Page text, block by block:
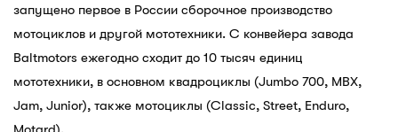
запущено первое в России сборочное производство
мотоциклов и другой мототехники. С конвейера завода
Baltmotors ежегодно сходит до 10 тысяч единиц
мототехники, в основном квадроциклы (Jumbo 700, MBX,
Jam, Junior), также мотоциклы (Classic, Street, Enduro,